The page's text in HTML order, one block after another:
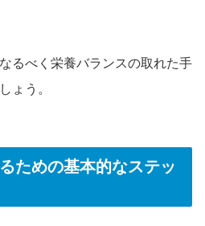
るべく栄養バランスの取れた手
ょう。
ための基本的なステッ